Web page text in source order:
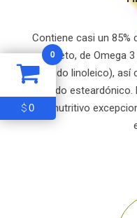
Contiene casi un 85%
concreto, de Omega
6 (ácido linoleico), así
ácido
nutritivo
0
$0